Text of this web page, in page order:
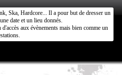
Ska, Hardcore... Il a pour but de dresser un
date et un lieu donnés.
aux évènements mais bien comme un